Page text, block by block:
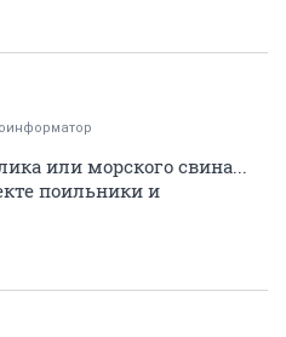
или морского свина...
поильники и